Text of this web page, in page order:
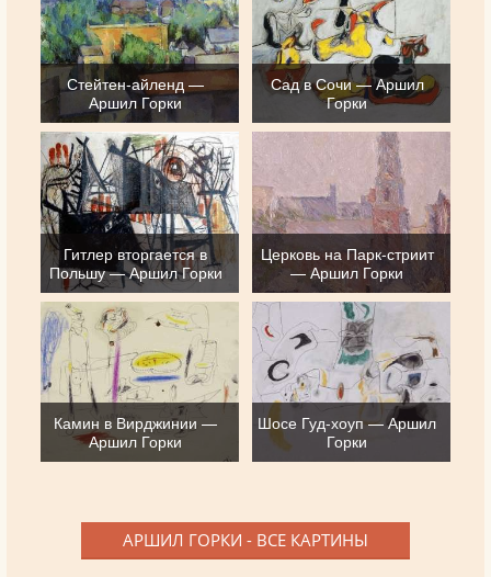
Стейтен-айленд —
Аршил Горки
Сад в Сочи — Аршил
Горки
Гитлер вторгается в
Польшу — Аршил Горки
Церковь на Парк-стриит
— Аршил Горки
Камин в Вирджинии —
Аршил Горки
Шосе Гуд-хоуп — Аршил
Горки
АРШИЛ ГОРКИ - ВСЕ КАРТИНЫ